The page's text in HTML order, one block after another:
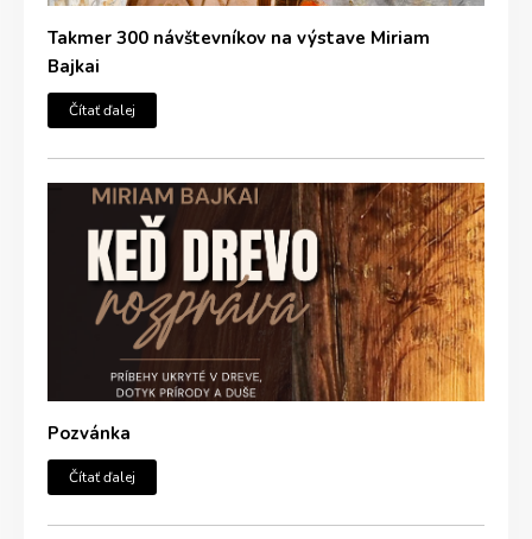
Takmer 300 návštevníkov na výstave Miriam
Bajkai
Čítať ďalej
Pozvánka
Čítať ďalej